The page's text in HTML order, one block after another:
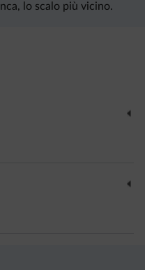
lo scalo più vicino.